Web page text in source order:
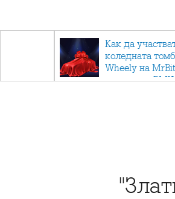
Как да
коледната
Wheely на
спечелите